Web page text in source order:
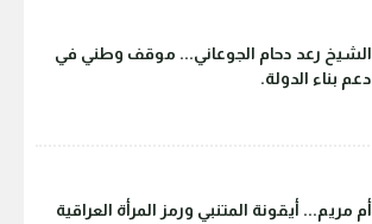
الشيخ رعد دحام الجوعاني... موقف وطني في
دعم بناء الدولة.
أم مريم... أيقونة المتنبي ورمز المرأة العراقية